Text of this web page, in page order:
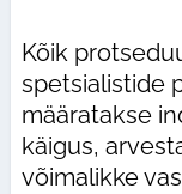
Kõik
spetsialistide
määratakse
käigus,
võimalikke